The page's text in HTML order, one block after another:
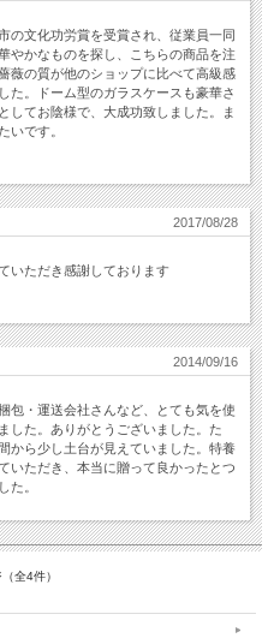
の文化功労賞を受賞され、従業員一同
やかなものを探し、こちらの商品を注
薇の質が他のショップに比べて高級感
た。ドーム型のガラスケースも豪華さ
してお陰様で、大成功致しました。ま
いです。
2017/08/28
いただき感謝しております
2014/09/16
包・運送会社さんなど、とても気を使
した。ありがとうございました。た
から少し土台が見えていました。特養
いただき、本当に贈って良かったとつ
た。
全4件）